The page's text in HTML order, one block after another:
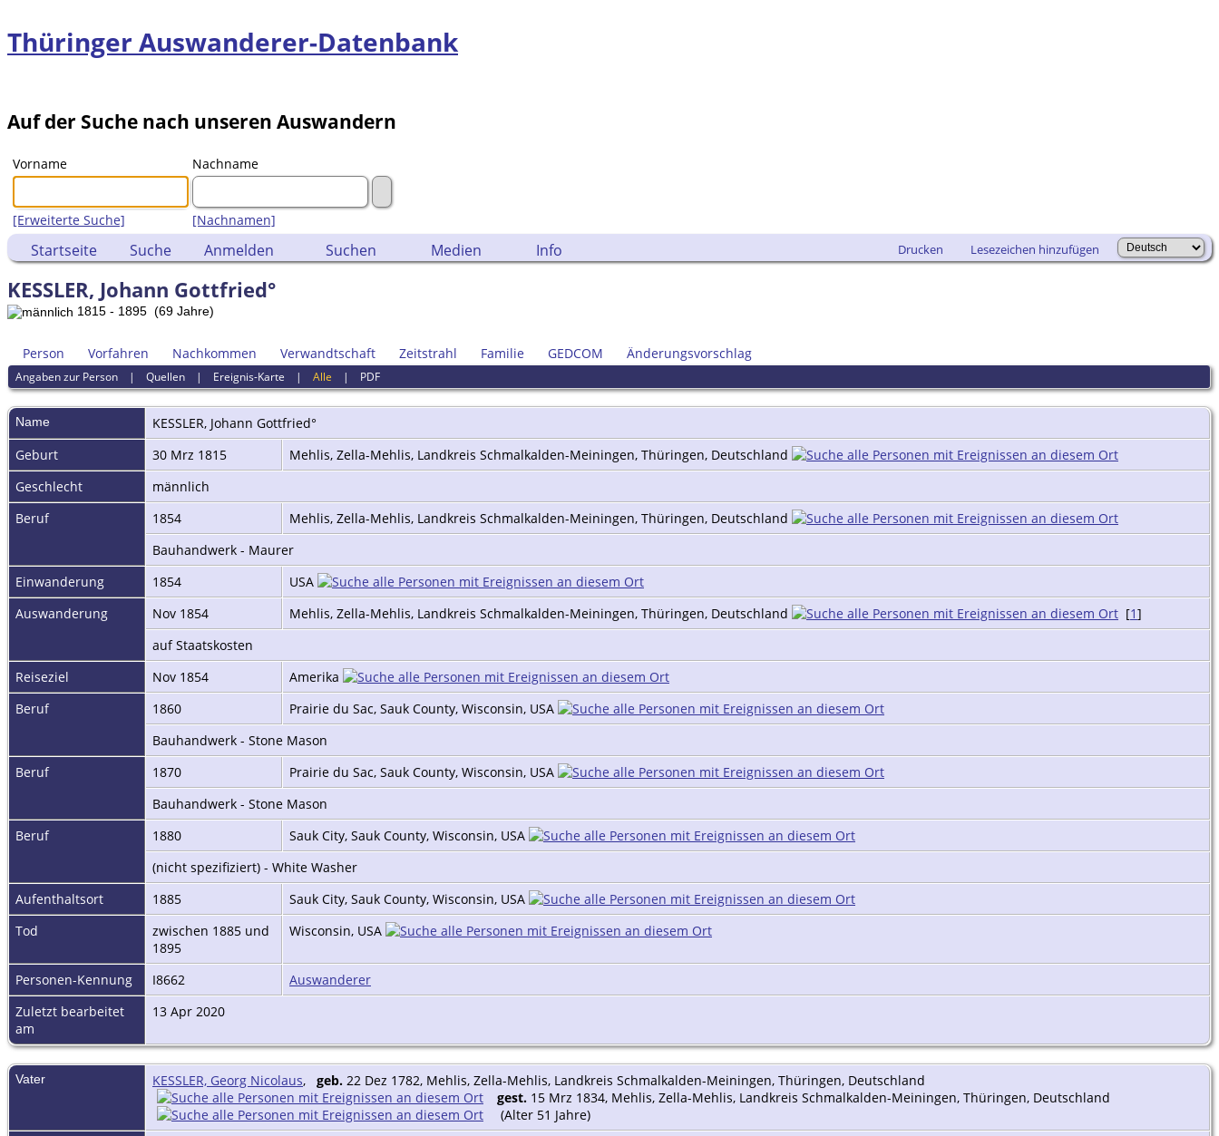
Thüringer Auswanderer-Datenbank
Auf der Suche nach unseren Auswandern
Vorname Nachname
[Erweiterte Suche] [Nachnamen]
Startseite Suche Anmelden Suchen Medien Info Drucken Lesezeichen hinzufügen
KESSLER, Johann Gottfried°
1815 - 1895 (69 Jahre)
Person Vorfahren Nachkommen Verwandtschaft Zeitstrahl Familie GEDCOM Änderungsvorschlag
Angaben zur Person |Quellen | Ereignis-Karte |Alle | PDF
Name KESSLER, Johann Gottfried°
Geburt
30 Mrz 1815
Mehlis, Zella-Mehlis, Landkreis Schmalkalden-Meiningen, Thüringen, Deutschland
Geschlecht
männlich
Beruf
1854
Mehlis, Zella-Mehlis, Landkreis Schmalkalden-Meiningen, Thüringen, Deutschland
Bauhandwerk - Maurer
Einwanderung
1854
USA
Auswanderung
Nov 1854 Mehlis, Zella-Mehlis, Landkreis Schmalkalden-Meiningen, Thüringen, Deutschland [1]
auf Staatskosten
Reiseziel
Nov 1854
Amerika
Beruf
1860
Prairie du Sac, Sauk County, Wisconsin, USA
Bauhandwerk - Stone Mason
Beruf
1870
Prairie du Sac, Sauk County, Wisconsin, USA
Bauhandwerk - Stone Mason
Beruf
1880
Sauk City, Sauk County, Wisconsin, USA
(nicht spezifiziert) - White Washer
Aufenthaltsort
1885
Sauk City, Sauk County, Wisconsin, USA
Tod
zwischen 1885 und
1895
Wisconsin, USA
Personen-Kennung I8662
Auswanderer
Zuletzt bearbeitet
am
13 Apr 2020
Vater KESSLER, Georg Nicolaus, geb. 22 Dez 1782, Mehlis, Zella-Mehlis, Landkreis Schmalkalden-Meiningen, Thüringen, Deutschland
gest. 15 Mrz 1834, Mehlis, Zella-Mehlis, Landkreis Schmalkalden-Meiningen, Thüringen, Deutschland
(Alter 51 Jahre)